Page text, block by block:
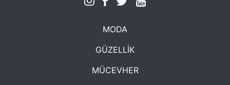
MODA
GÜZELLİK
MÜCEVHER